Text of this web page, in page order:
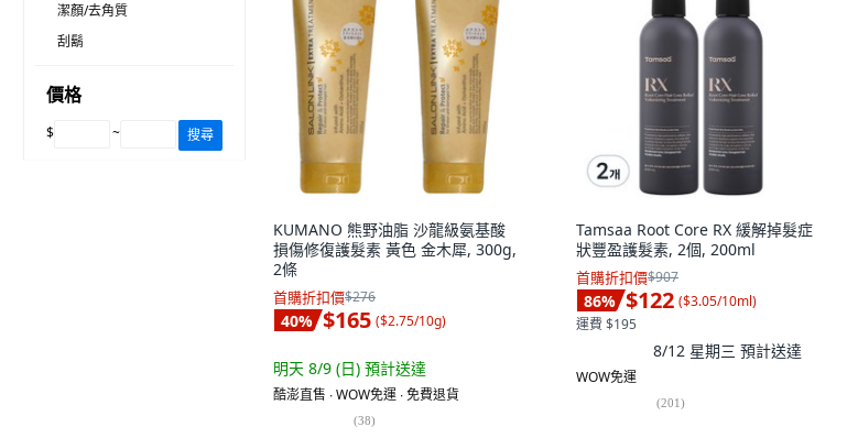
潔顏/去角質
刮鬍
價格
$ ~ 搜尋
KUMANO 熊野油脂 沙龍級氨基酸
損傷修復護髮素 黃色 金木犀, 300g,
2條
首購折扣價$276
40% $165 ($2.75/10g)
明天 8/9 (日) 預計送達
酷澎直售 ∙ WOW免運 ∙ 免費退貨
(38)
Tamsaa Root Core RX 緩解掉髮症
狀豐盈護髮素, 2個, 200ml
首購折扣價$907
86% $122 ($3.05/10ml)
運費 $195
8/12 星期三 預計送達
WOW免運
(201)